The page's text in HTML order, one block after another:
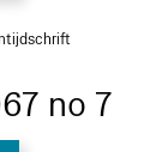
no 7